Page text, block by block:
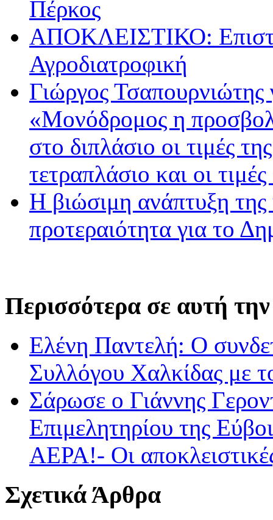
Πέρκος
ΑΠΟΚΛΕΙΣΤΙΚΟ:
Αγροδιατροφική
Γιώργος
«Μονόδρομος η
στο διπλάσιο οι τιμές
τετραπλάσιο και οι
Η βιώσιμη ανάπτυξη της
προτεραιότητα για το
Περισσότερα σε αυτή
Ελένη Παντελή: Ο
Συλλόγου Χαλκίδας με
Σάρωσε ο Γιάννης
Επιμελητηρίου της
ΑΕΡΑ!- Οι
Σχετικά Άρθρα